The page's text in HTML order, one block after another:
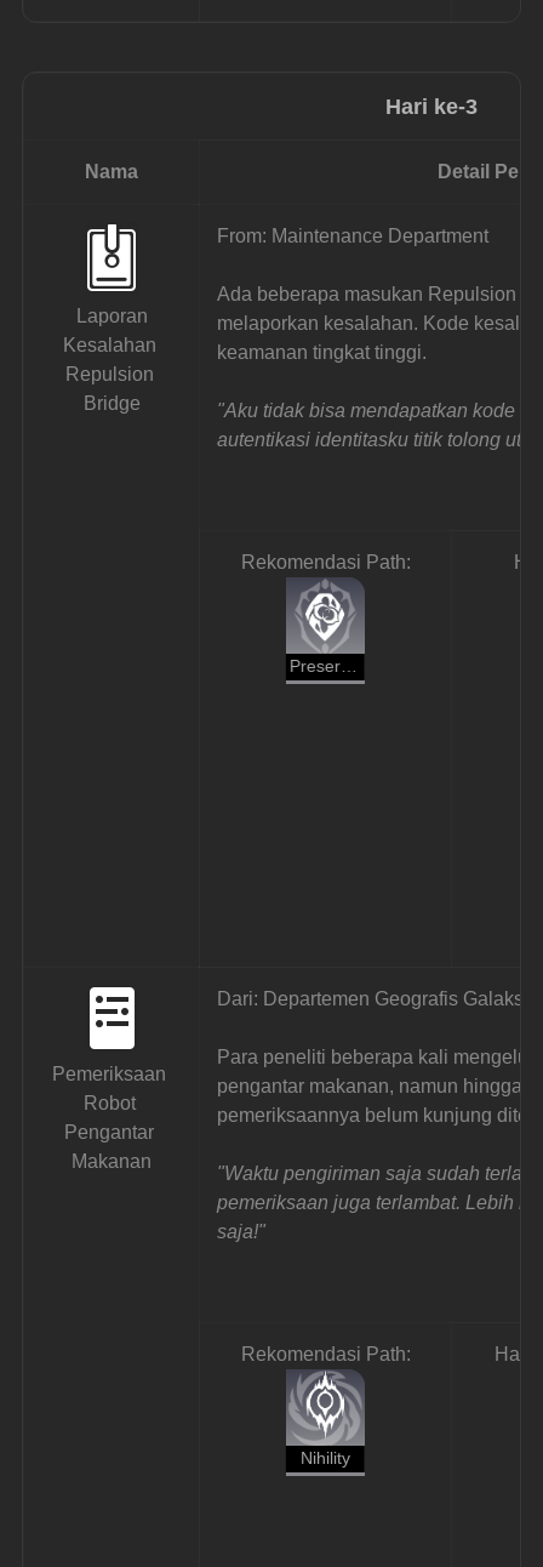
Hari ke-3
Nama Detail
Kesalahan
Repulsion
Bridge
From: Maintenance Department
Ada beberapa masukan Repulsion
melaporkan kesalahan. Kode
keamanan tingkat tinggi.
"Aku tidak bisa mendapatkan kode
autentikasi identitasku titik tolong
Rekomendasi Path:
Preservation
Pemeriksaan
Robot
Pengantar
Makanan
Dari: Departemen Geografis Galaksi
Para peneliti beberapa kali
pengantar makanan, namun hingga
pemeriksaannya belum kunjung
"Waktu pengiriman saja sudah
pemeriksaan juga terlambat. Lebih
saja!"
Rekomendasi Path:
Nihility